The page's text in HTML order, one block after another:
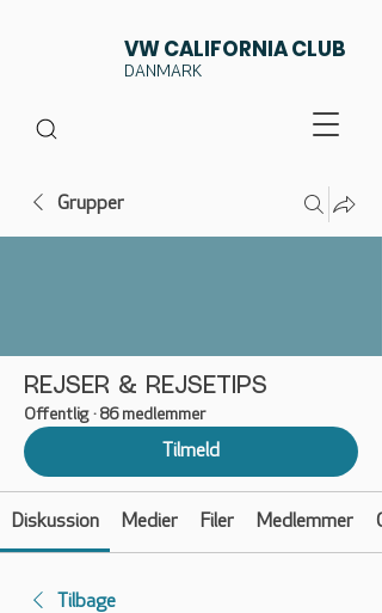
VW CALIFORNIA CLUB
DANMARK
Grupper
REJSER & REJSETIPS
Offentlig · 86 medlemmer
Tilmeld
Diskussion Medier Filer Medlemmer
Tilbage